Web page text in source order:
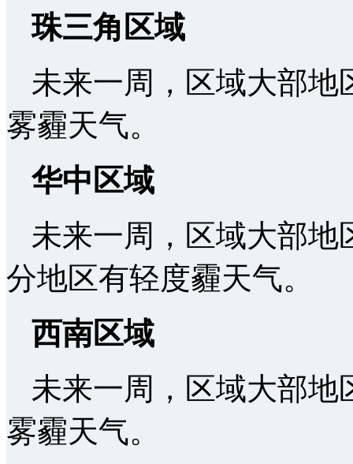
珠三角区域
未来一周，区域大部
雾霾天气。
华中区域
未来一周，区域大部
分地区有轻度霾天气。
西南区域
未来一周，区域大部
雾霾天气。